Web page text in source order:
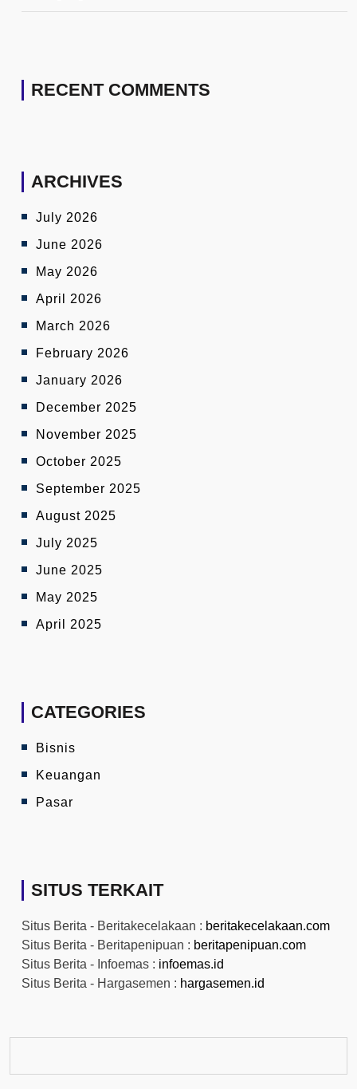
RECENT COMMENTS
ARCHIVES
July 2026
June 2026
May 2026
April 2026
March 2026
February 2026
January 2026
December 2025
November 2025
October 2025
September 2025
August 2025
July 2025
June 2025
May 2025
April 2025
CATEGORIES
Bisnis
Keuangan
Pasar
SITUS TERKAIT
Situs Berita - Beritakecelakaan : beritakecelakaan.com
Situs Berita - Beritapenipuan : beritapenipuan.com
Situs Berita - Infoemas : infoemas.id
Situs Berita - Hargasemen : hargasemen.id